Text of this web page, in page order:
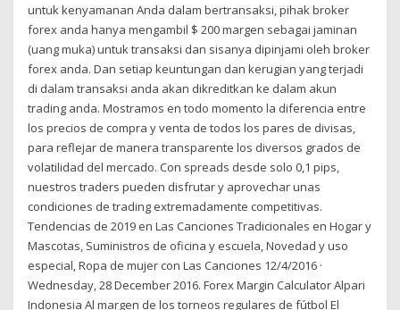
untuk kenyamanan Anda dalam bertransaksi, pihak broker
forex anda hanya mengambil $ 200 margen sebagai jaminan
(uang muka) untuk transaksi dan sisanya dipinjami oleh broker
forex anda. Dan setiap keuntungan dan kerugian yang terjadi
di dalam transaksi anda akan dikreditkan ke dalam akun
trading anda. Mostramos en todo momento la diferencia entre
los precios de compra y venta de todos los pares de divisas,
para reflejar de manera transparente los diversos grados de
volatilidad del mercado. Con spreads desde solo 0,1 pips,
nuestros traders pueden disfrutar y aprovechar unas
condiciones de trading extremadamente competitivas.
Tendencias de 2019 en Las Canciones Tradicionales en Hogar y
Mascotas, Suministros de oficina y escuela, Novedad y uso
especial, Ropa de mujer con Las Canciones 12/4/2016 ·
Wednesday, 28 December 2016. Forex Margin Calculator Alpari
Indonesia Al margen de los torneos regulares de fútbol El